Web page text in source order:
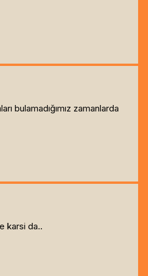
bulamadığımız zamanlarda
karsi da..